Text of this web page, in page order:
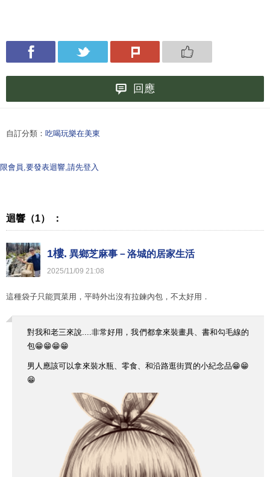
回應
自訂分類： 吃喝玩樂在美東
限會員,要發表迴響,請先登入
迴響（1） ：
1樓. 異鄉芝麻事－洛城的居家生活
2025/11/09 21:08
這種袋子只能買菜用，平時外出沒有拉鍊內包，不太好用．
對我和老三來說....非常好用，我們都拿來裝畫具、書和勾毛線的
包😁😁😁😁
男人應該可以拿來裝水瓶、零食、和沿路逛街買的小紀念品😁😁
😁